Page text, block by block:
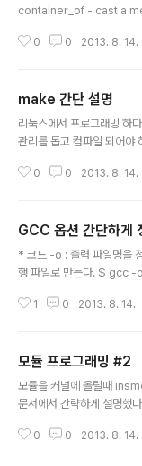
container_of - cast a
TS ptr the pointer to
시작 주소를 구할 때 사용
t..
0 0 2013. 8. 14.
make 간단 설명
리눅스에서 프로그래밍 하
관리를 돕고 컴파일 되어
렇게 컴파일 한다. 이걸 일
o ui.o test.o gcc –o
cc –c main.c sub.o:
0 0 2013. 8. 14.
GCC 옵션 간단하게
* 코드 -o : 출력 파일명을
행 파일로 만든다. $ gcc
서 include 하는 헤더의 위
소스에서 libtest.a 파일
est.c –I/h..
1 0 2013. 8. 14.
모듈 프로그래밍 #2
모듈을 커널에 올릴때
문서에서 간략하게 설명했
d 명령어가 실행되면 커널
0 0 2013. 8. 14.